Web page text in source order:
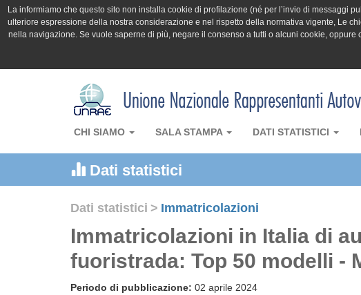
La informiamo che questo sito non installa cookie di profilazione (né per l’invio di messaggi
ulteriore espressione della nostra considerazione e nel rispetto della normativa vigente, Le
nella navigazione. Se vuole saperne di più, negare il consenso a tutti o alcuni cookie,
CHI SIAMO SALA STAMPA DATI STATISTICI
Dati statistici
Dati statistici > Immatricolazioni
Immatricolazioni in Italia di
fuoristrada: Top 50 modelli -
Periodo di pubblicazione: 02 aprile 2024